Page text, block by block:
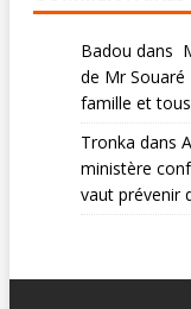
Badou dans
de Mr
famille et
Tronka dans
ministère
vaut prévenir